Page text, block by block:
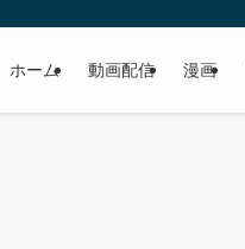
ホーム 動画配信 漫画